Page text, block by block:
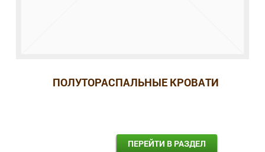
ПОЛУТОРАСПАЛЬНЫЕ КРОВАТИ
ПЕРЕЙТИ В РАЗДЕЛ